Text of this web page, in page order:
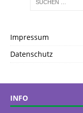
Impressum
Datenschutz
INFO